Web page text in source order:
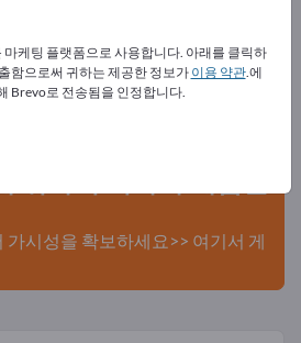
서 무료로 광고하세
비즈니스 연락처 >> 여기서 시작
귀사의 회사와 제품을
가시성을 확보하세요>> 여기서 게
마케팅 플랫폼으로 사용합니다. 아래를 클릭하
함으로써 귀하는 제공한 정보가 이용 약관.에
Brevo로 전송됨을 인정합니다.